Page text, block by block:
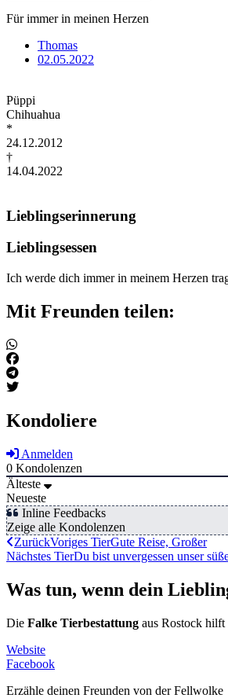
Für immer in meinen Herzen
Thomas
02.05.2022
Püppi
Chihuahua
*
24.12.2012
†
14.04.2022
Lieblingserinnerung
Lieblingsessen
Ich werde dich immer in meinem Herzen
Mit Freunden teilen:
Kondoliere
Anmelden
0 Kondolenzen
Älteste
Neueste
Inline Feedbacks
Zeige alle Kondolenzen
ZurückVoriges TierGute Reise, Großer
Nächstes TierDu bist unvergessen unser
Was tun, wenn dein
Die Falke Tierbestattung aus Rostock
Website
Facebook
Erzähle deinen Freunden von der Fellwolke